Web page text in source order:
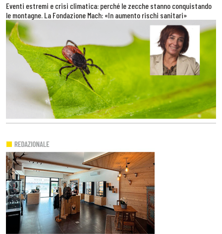
Eventi estremi e crisi climatica: perché le zecche stanno conquistando
le montagne. La Fondazione Mach: «In aumento rischi sanitari»